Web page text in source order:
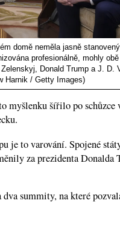
domě neměla jasně stanovený
profesionálně, mohly
Donald Trump a J. D.
Harnik / Getty Images)
myšlenku šířilo po
je to varování. Spojené
za prezidenta Donalda
summity, na které